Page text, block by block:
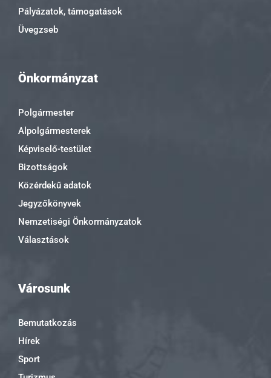
Pályázatok, támogatások
Üvegzseb
Önkormányzat
Polgármester
Alpolgármesterek
Képviselő-testület
Bizottságok
Közérdekű adatok
Jegyzőkönyvek
Nemzetiségi Önkormányzatok
Választások
Városunk
Bemutatkozás
Hírek
Sport